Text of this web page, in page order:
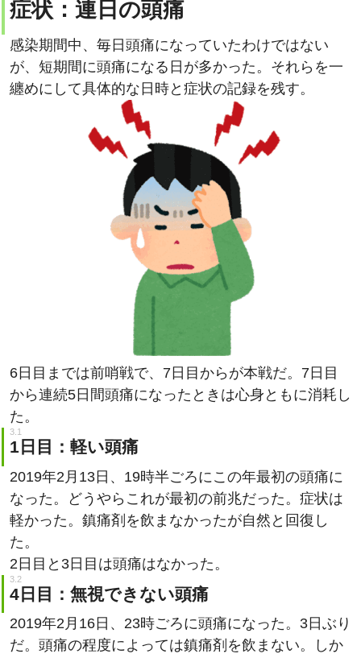
症状：連日の頭痛
感染期間中、毎日頭痛になっていたわけではない
が、短期間に頭痛になる日が多かった。それらを一
纏めにして具体的な日時と症状の記録を残す。
6日目までは前哨戦で、7日目からが本戦だ。7日目
から連続5日間頭痛になったときは心身ともに消耗し
た。
1日目：軽い頭痛
2019年2月13日、19時半ごろにこの年最初の頭痛に
なった。どうやらこれが最初の前兆だった。症状は
軽かった。鎮痛剤を飲まなかったが自然と回復し
た。
2日目と3日目は頭痛はなかった。
4日目：無視できない頭痛
2019年2月16日、23時ごろに頭痛になった。3日ぶり
だ。頭痛の程度によっては鎮痛剤を飲まない。しか